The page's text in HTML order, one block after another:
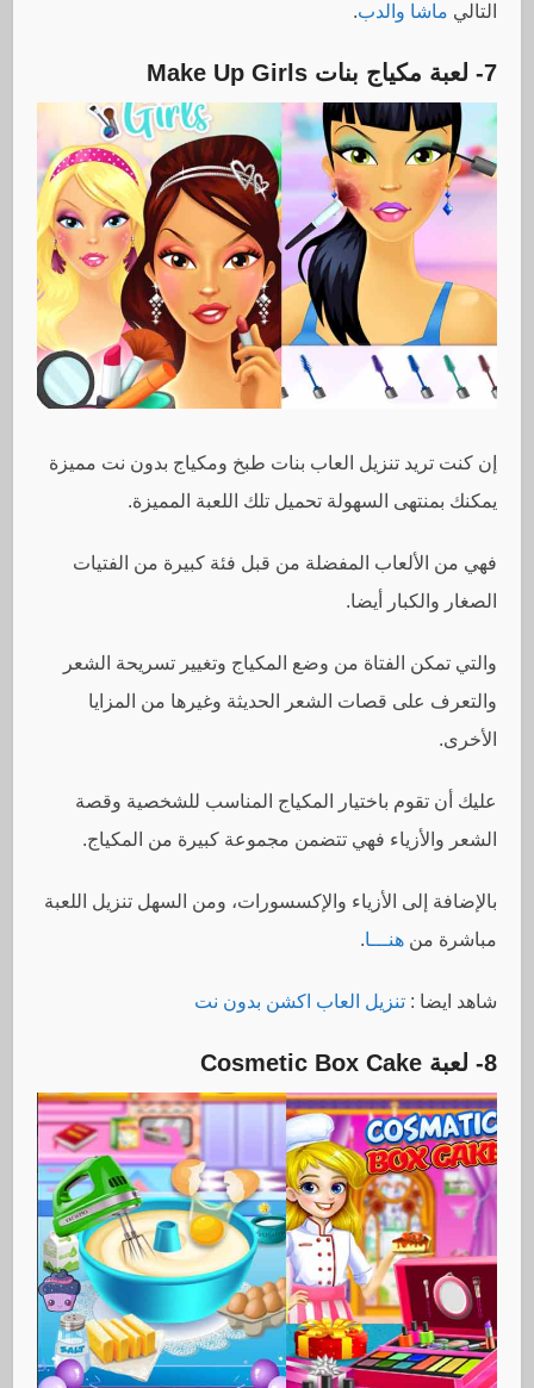
التالي ماشا والدب.
7- لعبة مكياج بنات Make Up Girls
إن كنت تريد تنزيل العاب بنات طبخ ومكياج بدون نت مميزة
يمكنك بمنتهى السهولة تحميل تلك اللعبة المميزة.
فهي من الألعاب المفضلة من قبل فئة كبيرة من الفتيات
الصغار والكبار أيضا.
والتي تمكن الفتاة من وضع المكياج وتغيير تسريحة الشعر
والتعرف على قصات الشعر الحديثة وغيرها من المزايا
الأخرى.
عليك أن تقوم باختيار المكياج المناسب للشخصية وقصة
الشعر والأزياء فهي تتضمن مجموعة كبيرة من المكياج.
بالإضافة إلى الأزياء والإكسسورات، ومن السهل تنزيل اللعبة
مباشرة منهنـــا.
شاهد ايضا :تنزيل العاب اكشن بدون نت
8- لعبة Cosmetic Box Cake